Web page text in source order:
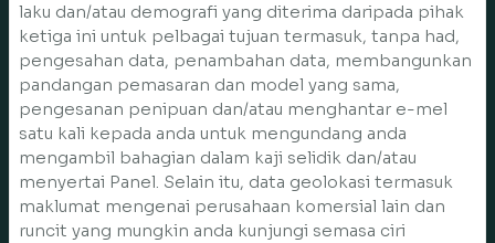
laku dan/atau demografi yang diterima daripada pihak
ketiga ini untuk pelbagai tujuan termasuk, tanpa had,
pengesahan data, penambahan data, membangunkan
pandangan pemasaran dan model yang sama,
pengesanan penipuan dan/atau menghantar e-mel
satu kali kepada anda untuk mengundang anda
mengambil bahagian dalam kaji selidik dan/atau
menyertai Panel. Selain itu, data geolokasi termasuk
maklumat mengenai perusahaan komersial lain dan
runcit yang mungkin anda kunjungi semasa ciri